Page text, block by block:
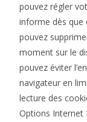
pouvez régler
informe dès que
pouvez
moment sur le
pouvez éviter
navigateur en
lecture des
Options Internet